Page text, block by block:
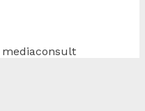
mediaconsult